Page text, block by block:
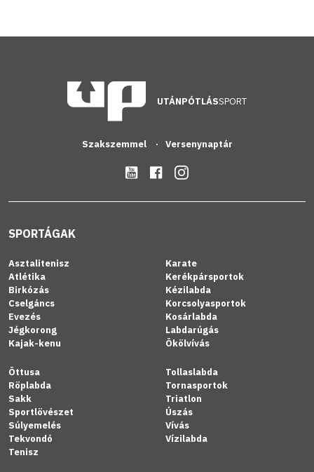
UTÁNPÓTLÁSSPORT
Szakszemmel Versenynaptár
SPORTÁGAK
Asztalitenisz
Atlétika
Birkózás
Cselgáncs
Evezés
Jégkorong
Kajak-kenu
Karate
Kerékpársportok
Kézilabda
Korcsolyasportok
Kosárlabda
Labdarúgás
Ökölvívás
Öttusa
Röplabda
Sakk
Sportlövészet
Súlyemelés
Tekvondó
Tenisz
Tollaslabda
Tornasportok
Triatlon
Úszás
Vívás
Vízilabda